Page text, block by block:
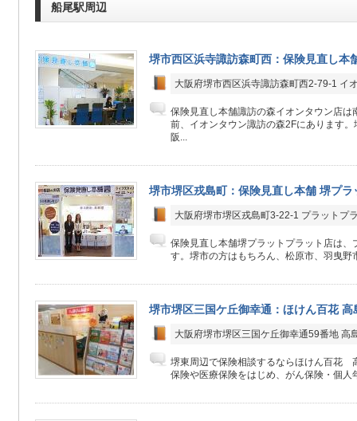
船尾駅周辺
堺市西区浜寺諏訪森町西：保険見直し本
大阪府堺市西区浜寺諏訪森町西2-79-1 イ
保険見直し本舗諏訪の森イオンタウン店は
前、イオンタウン諏訪の森2Fにあります
阪...
堺市堺区戎島町：保険見直し本舗 堺プラ
大阪府堺市堺区戎島町3-22-1 プラットプ
保険見直し本舗堺プラットプラット店は、
す。堺市の方はもちろん、松原市、羽曳野
堺市堺区三国ケ丘御幸通：ほけん百花 高
大阪府堺市堺区三国ケ丘御幸通59番地 高
堺東周辺で保険相談するならほけん百花
保険や医療保険をはじめ、がん保険・個人